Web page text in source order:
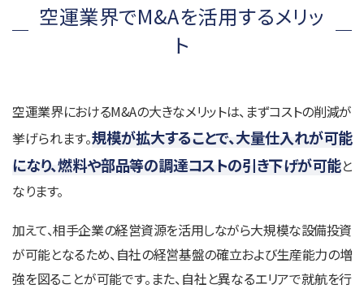
空運業界でM&Aを活用するメリッ
ト
空運業界におけるM&Aの大きなメリットは、まずコストの削減が
挙げられます。規模が拡大することで、大量仕入れが可能
になり、燃料や部品等の調達コストの引き下げが可能と
なります。
加えて、相手企業の経営資源を活用しながら大規模な設備投資
が可能となるため、自社の経営基盤の確立および生産能力の増
強を図ることが可能です。また、自社と異なるエリアで就航を行